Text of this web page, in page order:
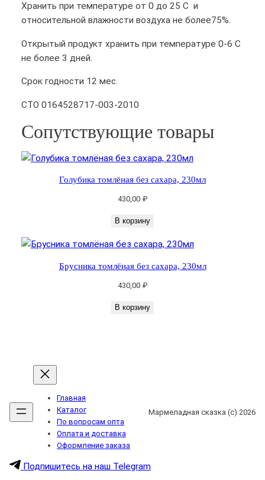
т
о
л
а
я
б
а
Хранить при температуре от 0 до 25 С и
относительной влажности воздуха не более75%.
Открытый продукт хранить при температуре 0-6 С
не более 3 дней.
Срок годности 12 мес.
СТО 0164528717-003-2010
Сопутствующие товары
Голубика томлёная без сахара, 230мл
430,00 ₽
В корзину
Брусника томлёная без сахара, 230мл
430,00 ₽
В корзину
Главная
Каталог
По вопросам опта
Оплата и доставка
Оформление заказа
Мармеладная сказка (с) 2026
Подпишитесь на наш Telegram